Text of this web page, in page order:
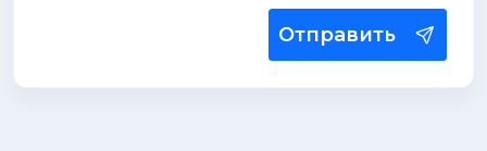
Отправить